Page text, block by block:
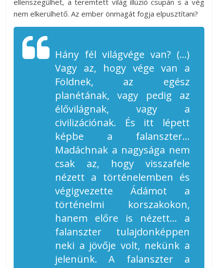
nem elkerülhető. Az ember önmagát fogja elpusztítani?
Hány fél világvége van? (…)
Vagy az, hogy vége van a
Földnek, az egész
planétának, vagy pedig az
élővilágnak, vagy a
civilizációnak. És itt lépett
képbe a falanszter…
Madáchnak a nagysága nem
csak az, hogy visszafele
nézett a történelemben és
végigvezette Ádámot a
történelmi korszakokon,
hanem előre is nézett… a
falanszter tulajdonképpen
neki a jövője volt, nekünk a
jelenünk. A falanszter a